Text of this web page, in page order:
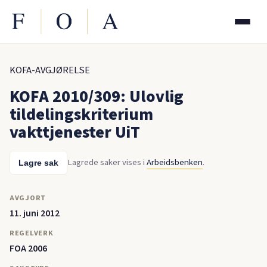
KOFA-AVGJØRELSE
KOFA 2010/309: Ulovlig
tildelingskriterium
vakttjenester UiT
Lagre sak Lagrede saker vises iArbeidsbenken.
AVGJORT
11. juni 2012
REGELVERK
FOA 2006